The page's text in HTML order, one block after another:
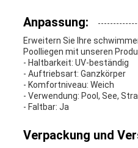
Anpassung:
Erweitern Sie Ihre
Poolliegen mit unseren
- Haltbarkeit: UV-beständig
- Auftriebsart: Ganzkörper
- Komfortniveau: Weich
- Verwendung: Pool, See,
- Faltbar: Ja
Verpackung und